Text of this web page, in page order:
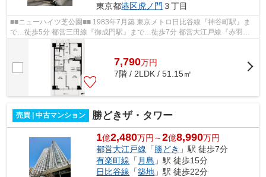
東京都港区虎ノ門 ３丁目
■■ニューハイツ芝公園■■ 1983年7月築 東京メトロ日比谷線『神谷町駅』ま
で…徒歩5分 都営三田線『御成門駅』まで…徒歩7分 都営大江戸線『赤羽橋
駅』まで…徒歩12分 学区／港区立御成...
7,790万円
7階 / 2LDK / 51.15㎡
売買 | 中古マンション 勝どきザ・タワー
1億2,480万円～2億8,990万円
都営大江戸線 「 勝どき 」駅 徒歩7分
有楽町線 「 月島 」駅 徒歩15分
日比谷線 「築地 」駅 徒歩22分